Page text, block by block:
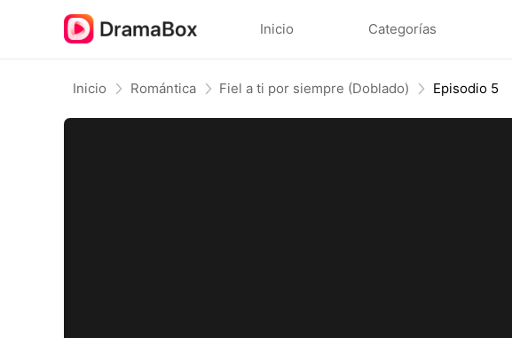
Inicio Categorías
Inicio Romántica Fiel a ti por siempre (Doblado) Episodio 5